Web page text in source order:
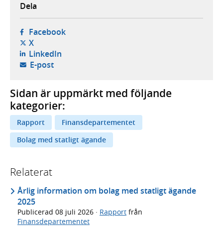
Dela
Facebook- öppnas i ny flik, extern webbplats,
X- öppnas i ny flik, extern webbplats,
LinkedIn- öppnas i ny flik, extern webbplats,
E-post- öppnar din e-postklient,
Sidan är uppmärkt med följande
kategorier:
Rapport
Finansdepartementet
Bolag med statligt ägande
Relaterat
Årlig information om bolag med statligt ägande
2025
Publicerad 08 juli 2026 · Rapport från
Finansdepartementet